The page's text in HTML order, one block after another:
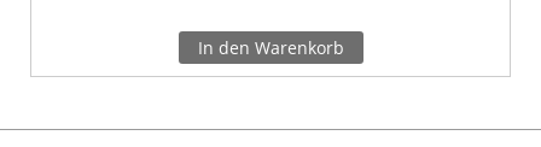
In den Warenkorb